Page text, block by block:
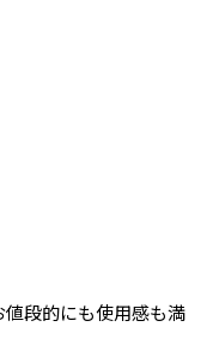
段的にも使用感も満